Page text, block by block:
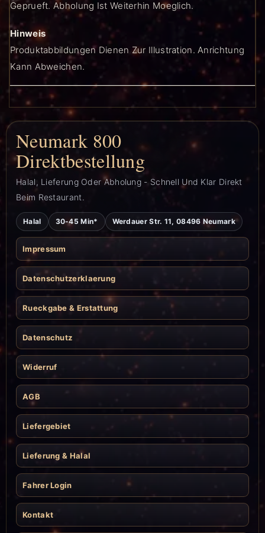
Geprueft. Abholung Ist Weiterhin Moeglich.
Hinweis
Produktabbildungen Dienen Zur Illustration. Anrichtung
Kann Abweichen.
Neumark 800
Direktbestellung
Halal, Lieferung Oder Abholung - Schnell Und Klar Direkt
Beim Restaurant.
Halal 30-45 Min* Werdauer Str. 11, 08496 Neumark
Impressum
Datenschutzerklaerung
Rueckgabe & Erstattung
Datenschutz
Widerruf
AGB
Liefergebiet
Lieferung & Halal
Fahrer Login
Kontakt